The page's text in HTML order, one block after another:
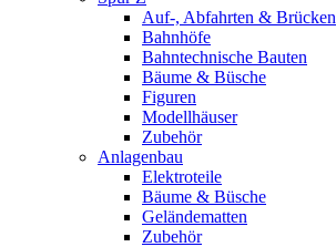
Auf-, Abfahrten & Brücken
Bahnhöfe
Bahntechnische Bauten
Bäume & Büsche
Figuren
Modellhäuser
Zubehör
Anlagenbau
Elektroteile
Bäume & Büsche
Geländematten
Zubehör